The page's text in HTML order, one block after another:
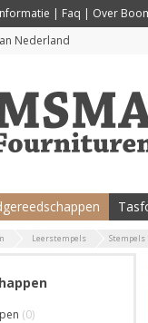
| Faq | Over
Nederland
Leerstempels Stempels
(0)